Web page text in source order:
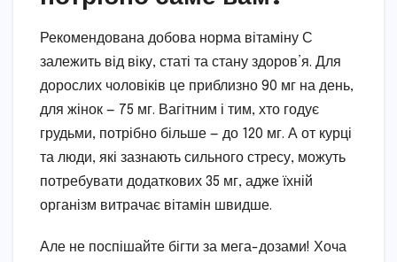
Рекомендована добова норма вітаміну С
залежить від віку, статі та стану здоров’я. Для
дорослих чоловіків це приблизно 90 мг на день,
для жінок — 75 мг. Вагітним і тим, хто годує
грудьми, потрібно більше — до 120 мг. А от курці
та люди, які зазнають сильного стресу, можуть
потребувати додаткових 35 мг, адже їхній
організм витрачає вітамін швидше.
Але не поспішайте бігти за мега-дозами! Хоча